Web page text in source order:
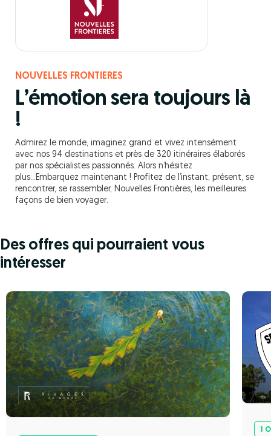
NOUVELLES FRONTIERES
L’émotion sera toujours là
!
Admirez le monde, imaginez grand et vivez intensément
avec nos 94 destinations et près de 320 itinéraires élaborés
par nos spécialistes passionnés. Alors n’hésitez
plus...Embarquez maintenant ! Profitez de l’instant, présent, se
rencontrer, se rassembler, Nouvelles Frontières, les meilleures
façons de bien voyager.
Des offres qui pourraient vous
intéresser
1